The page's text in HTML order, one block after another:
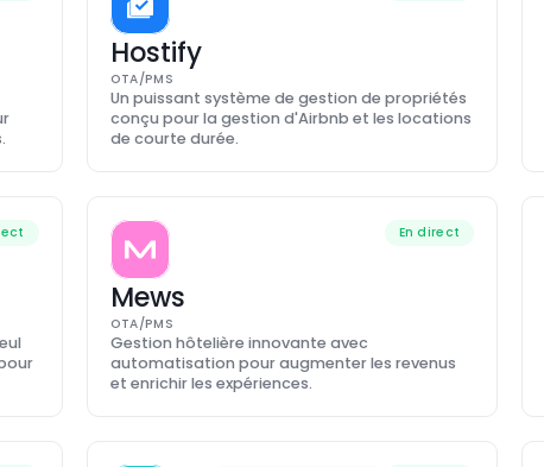
Hostify
OTA/PMS
Un puissant système de gestion de propriétés
conçu pour la gestion d'Airbnb et les locations
de courte durée.
En direct
Mews
OTA/PMS
Gestion hôtelière innovante avec
automatisation pour augmenter les revenus
et enrichir les expériences.